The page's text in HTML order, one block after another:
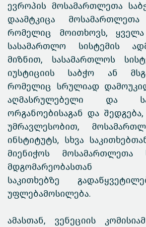
ევროპის მოსამართლეთა
დაამტკიცა
რომელიც მოითხოვს,
სასამართლო სისტემის
მიზნით, სასამართლოს
იუსტიციის საბჭო ან
რომელიც სრულიად
აღმასრულებელი და
ორგანოებისაგან და
უმრავლესობით,
ინსტიტუტს, სხვა
მიენიჭოს მოსამართლეთა
მდგომარეობასთან
საკითხებზე
უფლებამოსილება.
ამასთან, ვენეციის